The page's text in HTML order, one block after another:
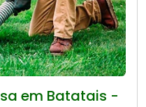
em Batatais -